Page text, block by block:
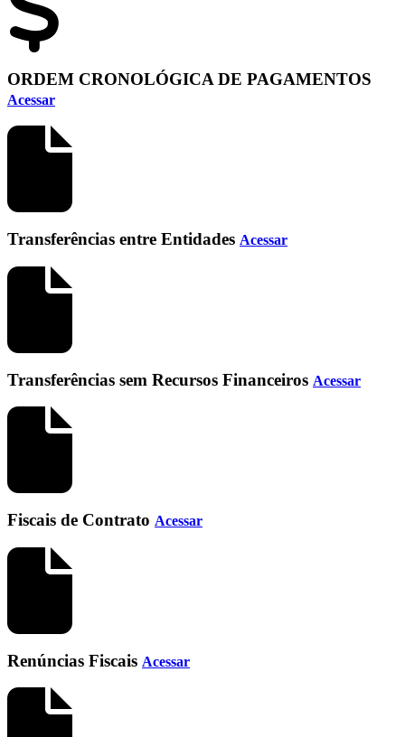
ORDEM CRONOLÓGICA DE PAGAMENTOS
Acessar
Transferências entre Entidades Acessar
Transferências sem Recursos Financeiros Acessar
Fiscais de Contrato Acessar
Renúncias Fiscais Acessar